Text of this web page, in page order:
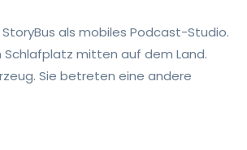
als mobiles Podcast-Studio.
Schlafplatz mitten auf dem Land.
Sie betreten eine andere